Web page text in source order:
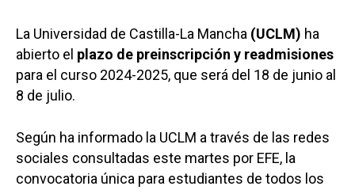
La Universidad de Castilla-La Mancha (UCLM) ha
abierto el plazo de preinscripción y readmisiones
para el curso 2024-2025, que será del 18 de junio al
8 de julio.
Según ha informado la UCLM a través de las redes
sociales consultadas este martes por EFE, la
convocatoria única para estudiantes de todos los